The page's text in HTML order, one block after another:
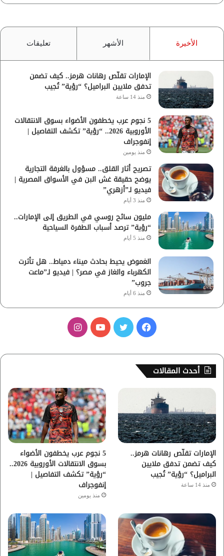
الأخيرة الأشهر تعليقات
الإمارات تقلّص رهانات هرمز.. كيف تضمن
تدفق ملايين البراميل؟ “رؤية” تُجيب
منذ 14 ساعة
5 نجوم عرب يخطفون الأضواء بسوق الانتقالات
الأوروبية 2026.. “رؤية” تكشف التفاصيل |
إنفوجراف
منذ يومين
تصريح أثار القلق.. مسؤول بالغرفة التجارية
يوضح حقيقة غش البن في الأسواق المصرية |
فيديو لـ”أزهري”
منذ 3 أيام
مليون سائح روسي في الطريق إلى الإمارات..
“رؤية” ترصد أسباب الطفرة السياحية
منذ 5 أيام
الغموض يحيط بحادث ميناء دمياط.. هل تأثرت
الكهرباء والغاز في مصر؟ | فيديو لـ”ماعت
جروب”
منذ 6 أيام
س
ب
ك
ي
و
ب
ت
ق
ر
م
أحدث المقالات
الإمارات تقلّص رهانات هرمز..
كيف تضمن تدفق ملايين
البراميل؟ “رؤية” تُجيب
منذ 14 ساعة
5 نجوم عرب يخطفون الأضواء
بسوق الانتقالات الأوروبية 2026..
“رؤية” تكشف التفاصيل |
إنفوجراف
منذ يومين